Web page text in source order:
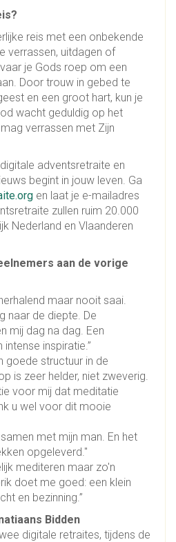
reis met een onbekende
verrassen, uitdagen of
je Gods roep om een
Door trouw in gebed te
en een groot hart, kun je
wacht geduldig op het
verrassen met Zijn
adventsretraite en
begint in jouw leven. Ga
en laat je e-mailadres
zullen ruim 20.000
Nederland en Vlaanderen
aan de vorige
maar nooit saai.
naar de diepte. De
mij dag na dag. Een
inspiratie.”
goede structuur in de
is zeer helder, niet zweverig.
voor mij dat meditatie
u wel voor dit mooie
met mijn man. En het
opgeleverd."
mediteren maar zo'n
doet me goed: een klein
en bezinning.”
Bidden
digitale retraites, tijdens de